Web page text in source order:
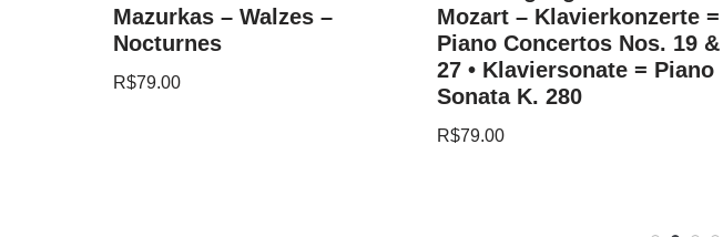
Mazurkas – Walzes –
Nocturnes
R$79.00
Mozart – Klavierkonzerte =
Piano Concertos Nos. 19 &
27 • Klaviersonate = Piano
Sonata K. 280
R$79.00